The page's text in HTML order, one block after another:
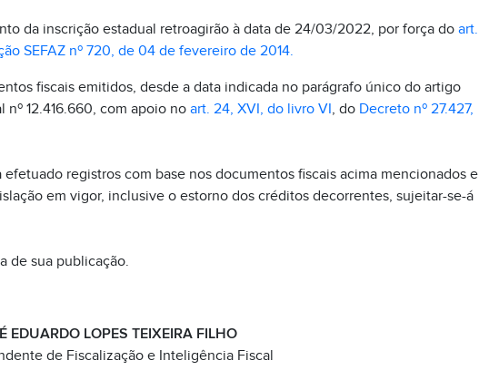
da inscrição estadual retroagirão à data de 24/03/2022, por força do art.
SEFAZ nº 720, de 04 de fevereiro de 2014.
fiscais emitidos, desde a data indicada no parágrafo único do artigo
12.416.660, com apoio no art. 24, XVI, do livro VI, do Decreto nº 27.427,
registros com base nos documentos fiscais acima mencionados e
em vigor, inclusive o estorno dos créditos decorrentes, sujeitar-se-á
de sua publicação.
EDUARDO LOPES TEIXEIRA FILHO
de Fiscalização e Inteligência Fiscal